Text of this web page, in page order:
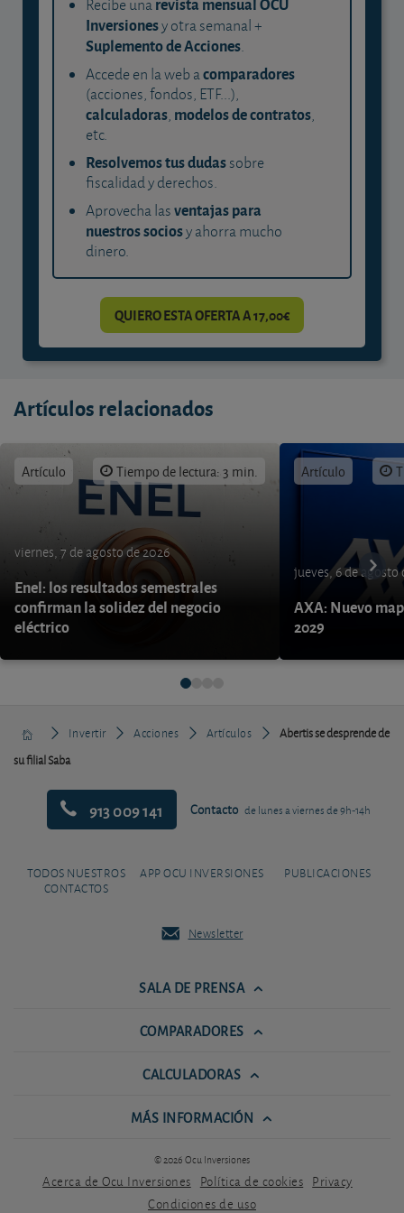
Recibe una
Inversionesy otra semanal +
Suplemento de Acciones.
Accede en la web acomparadores
(acciones, fondos, ETF...),
calculadoras, modelos de contratos,
etc.
Resolvemos tus dudassobre
fiscalidad y derechos.
Aprovecha lasventajas para
nuestros sociosy ahorra mucho
dinero.
QUIERO ESTA OFERTA A 17,00€
Artículos relacionados
Artículo Tiempo de lectura: 3 min.
viernes, 7 de agosto de 2026
Enel: los resultados semestrales
confirman la solidez del negocio
eléctrico
Artículo
jueves, 6 de agosto
AXA: Nuevo
2029
Invertir Acciones Artículos
Abertis se desprende de
su filial Saba
913 009 141 Contacto de lunes a viernes de 9h-14h
TODOS NUESTROS
CONTACTOS
APP OCU INVERSIONES PUBLICACIONES
Newsletter
SALA DE PRENSA
COMPARADORES
CALCULADORAS
MÁS INFORMACIÓN
© 2026 Ocu Inversiones
Acerca de Ocu Inversiones Política de cookies Privacy
Condiciones de uso